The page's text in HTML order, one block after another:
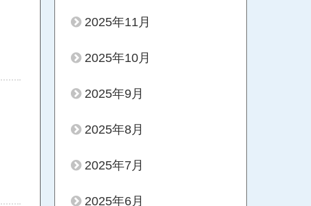
2025年11月
2025年10月
2025年9月
2025年8月
2025年7月
2025年6月